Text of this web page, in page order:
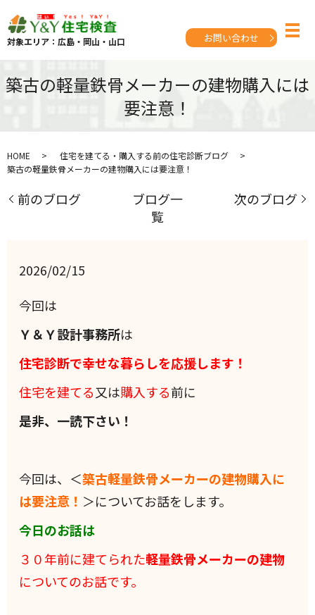
対象エリア：広島・岡山・山口 お問い合わせ
築古の軽量鉄骨メーカーの建物購入には
要注意！
HOME
住宅を建てる・購入する前の住宅診断ブログ
築古の軽量鉄骨メーカーの建物購入には要注意！
前のブログ
ブログ一
覧
次のブログ
2026/02/15
今回は
Ｙ＆Ｙ設計事務所は
住宅診断で幸せな暮らしを応援します！
住宅を建てる又は購入する前に
是非、一読下さい！
今回は、＜築古軽量鉄骨メーカーの建物購入に
は要注意！ ＞についてお話をします。
今日のお話は
３０年前に建てられた軽量鉄骨メーカーの建物
についてのお話です。